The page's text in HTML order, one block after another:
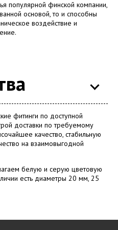
популярной финской компании,
основой, то и способны
воздействие и
фитинги по доступной
доставки по требуемому
качество, стабильную
на взаимовыгодной
белую и серую цветовую
есть диаметры 20 мм, 25